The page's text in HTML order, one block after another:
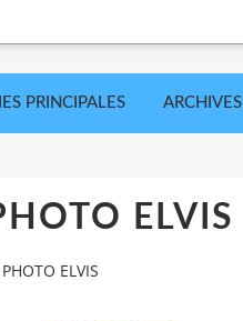
PRINCIPALES ARCHIVES
ELVIS
PHOTO ELVIS